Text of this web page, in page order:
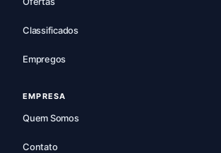
Classificados
Empregos
EMPRESA
Quem Somos
Contato